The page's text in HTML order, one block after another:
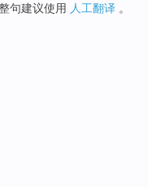
句建议使用 人工翻译 。